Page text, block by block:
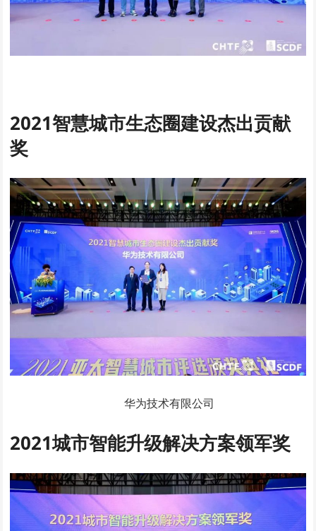
2021智慧城市生态圈建设杰出贡献
奖
华为技术有限公司
2021城市智能升级解决方案领军奖